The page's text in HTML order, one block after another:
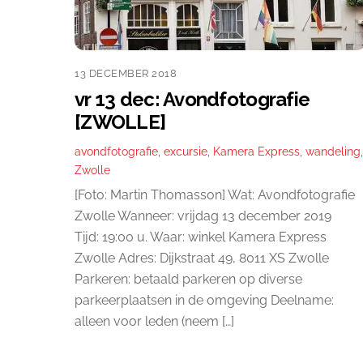
13 DECEMBER 2018
vr 13 dec: Avondfotografie
[ZWOLLE]
avondfotografie excursie Kamera Express wandeling
Zwolle
[Foto: Martin Thomasson] Wat: Avondfotografie
Zwolle Wanneer: vrijdag 13 december 2019
Tijd: 19:00 u. Waar: winkel Kamera Express
Zwolle Adres: Dijkstraat 49, 8011 XS Zwolle
Parkeren: betaald parkeren op diverse
parkeerplaatsen in de omgeving Deelname:
alleen voor leden (neem […]